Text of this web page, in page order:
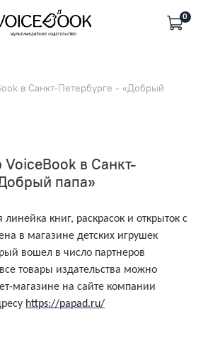
0
в Санкт-Петербурге - «Добрый
в Санкт-
папа»
книг, раскрасок и открыток с
в магазине детских игрушек
вошел в число партнеров
товары издательства можно
магазине на сайте компании
https://papad.ru/